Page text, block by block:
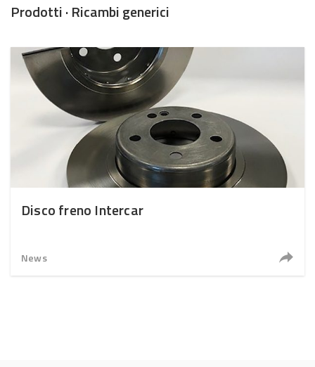
Prodotti · Ricambi generici
Disco freno Intercar
News